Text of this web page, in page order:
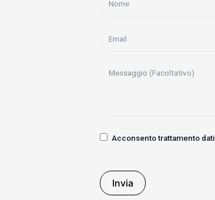
Acconsento trattamento dati
Invia